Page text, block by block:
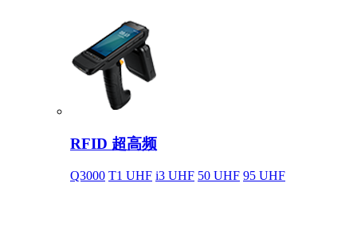
RFID 超高频
Q3000 T1 UHF i3 UHF 50 UHF 95 UHF